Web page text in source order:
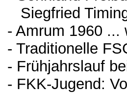
Siegfried
- Amrum 1960 ...
- Traditionelle
- Frühjahrslauf
- FKK-Jugend: